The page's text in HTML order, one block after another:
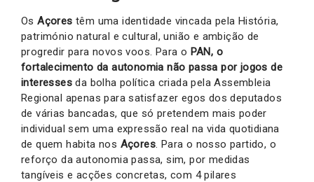
OsAçorestêm uma identidade vincada pela História,
património natural e cultural, união e ambição de
progredir para novos voos. Para o PAN, o
fortalecimento da autonomia não passa por jogos de
interesses da bolha política criada pela Assembleia
Regional apenas para satisfazer egos dos deputados
de várias bancadas, que só pretendem mais poder
individual sem uma expressão real na vida quotidiana
de quem habita nos Açores. Para o nosso partido, o
reforço da autonomia passa, sim, por medidas
tangíveis e acções concretas, com 4 pilares